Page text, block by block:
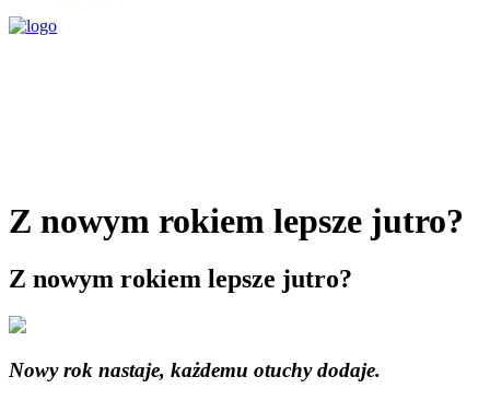
Z nowym rokiem lepsze jutro?
Z nowym rokiem lepsze jutro?
Nowy rok nastaje, każdemu otuchy dodaje.